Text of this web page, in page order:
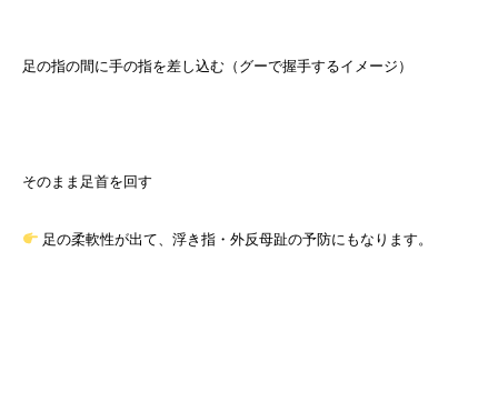
足の指の間に手の指を差し込む（グーで握手するイメージ）
そのまま足首を回す
足の柔軟性が出て、浮き指・外反母趾の予防にもなります。